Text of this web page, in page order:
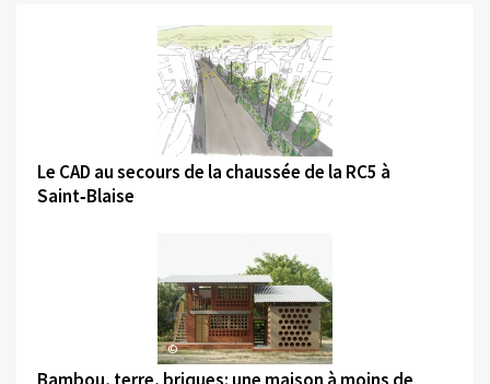
©
Le CAD au secours de la chaussée de la RC5 à
Saint‑Blaise
©